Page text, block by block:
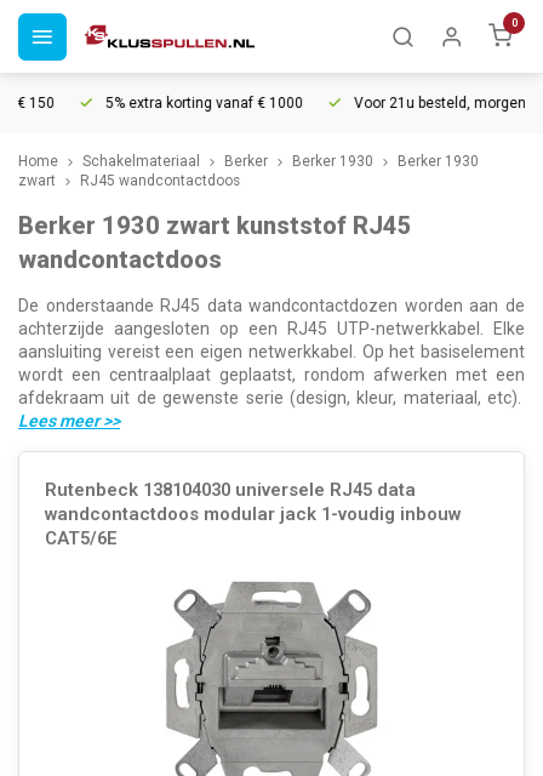
0
5% extra korting vanaf € 1000 Voor 21u besteld, morgen in
Home Schakelmateriaal Berker Berker 1930
Berker 1930
zwart
RJ45 wandcontactdoos
Berker 1930 zwart kunststof RJ45
wandcontactdoos
De onderstaande RJ45 data wandcontactdozen worden aan de
achterzijde aangesloten op een RJ45 UTP-netwerkkabel. Elke
aansluiting vereist een eigen netwerkkabel. Op het basiselement
wordt een centraalplaat geplaatst, rondom afwerken met een
afdekraam uit de gewenste serie (design, kleur, materiaal, etc).
Lees meer>>
Rutenbeck 138104030 universele RJ45 data
wandcontactdoos modular jack 1-voudig inbouw
CAT5/6E